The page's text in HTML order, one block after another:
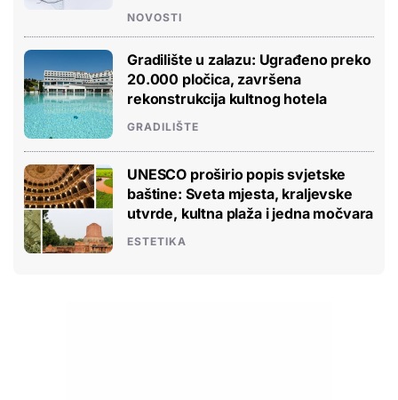
NOVOSTI
Gradilište u zalazu: Ugrađeno preko
20.000 pločica, završena
rekonstrukcija kultnog hotela
GRADILIŠTE
UNESCO proširio popis svjetske
baštine: Sveta mjesta, kraljevske
utvrde, kultna plaža i jedna močvara
ESTETIKA